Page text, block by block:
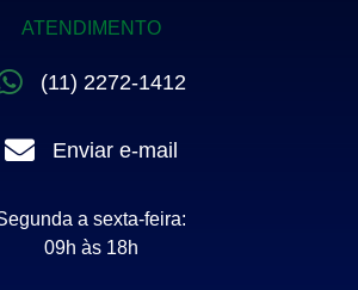
ATENDIMENTO
(11) 2272-1412
Enviar e-mail
a sexta-feira:
09h às 18h